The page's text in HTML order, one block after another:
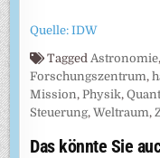
Quelle: IDW
Tagged Astronomie,
Forschungszentrum,
Mission, Physik,
Steuerung,Weltraum,
Das könnte Sie